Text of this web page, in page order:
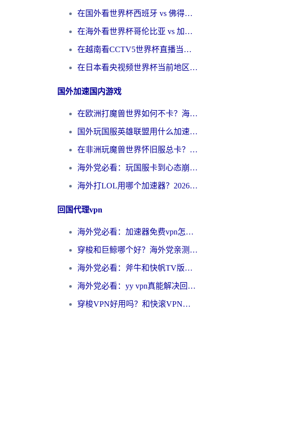
在国外看世界杯西班牙 vs 佛得角无法播放？这篇指南帮你解锁所有中文体育直播
在海外看世界杯哥伦比亚 vs 加纳当前IP受限制？这篇指南帮你流畅看中文解说赛事
在越南看CCTV5世界杯直播当前IP受限制？海外党体育观赛终极指南来了
在日本看央视频世界杯当前地区不可播放？海外党体育观赛终极指南
国外加速国内游戏
在欧洲打魔兽世界如何不卡？海外玩家的国服游戏加速终极攻略
国外玩国服英雄联盟用什么加速器好？海外党亲测有效的国服游戏加速指南
在非洲玩魔兽世界怀旧服总卡？别慌，这份指南帮你丝滑开荒
海外党必看：玩国服卡到心态崩？少女前线云图计划加速器免费推荐+碧蓝航线足球世界流畅攻略
海外打LOL用哪个加速器？2026实用指南：从延迟到设备适配，一篇解决你的国服游戏痛点
回国代理vpn
海外党必看：加速器免费vpn怎么选？3步教你无缝访问国内资源
穿梭和巨鲸哪个好？海外党亲测3款回国加速器，教你避开90%的坑
海外党必看：斧牛和快帆TV版哪个好？3分钟选对回国加速器，无缝刷B站、追热剧
海外党必看：yy vpn真能解决回国访问难题？附云极initap测评+免费方案对比
穿梭VPN好用吗？和快滚VPN对比哪个回国效果更好？海外党选回国加速器必看指南